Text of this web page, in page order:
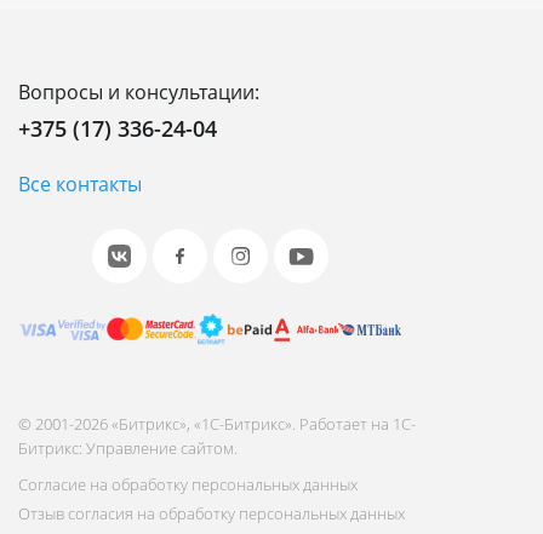
Вопросы и консультации:
+375 (17) 336-24-04
Все контакты
© 2001-2026 «Битрикс», «1С-Битрикс». Работает на 1С-
Битрикс: Управление сайтом.
Согласие на обработку персональных данных
Отзыв согласия на обработку персональных данных